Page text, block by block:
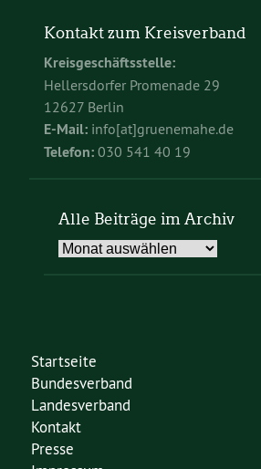
Kontakt zum Kreisverband
Kreisgeschäftsstelle:
Hellersdorfer Promenade 29
12627 Berlin
E-Mail: info[at]gruenemahe.de
Telefon: 030 541 40 19
Alle Beiträge im Archiv
Alle
Startseite
Bundesverband
Landesverband
Kontakt
Presse